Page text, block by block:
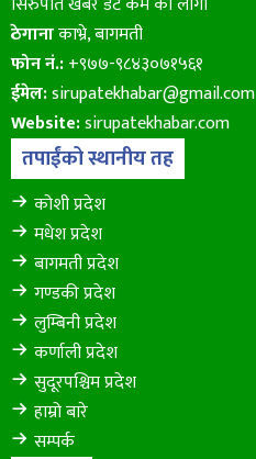
ठेगानाकाभ्रे, बागमती
फोन नं.:+९७७-९८४३०७१५६१
ईमेल:sirupatekhabar@gmail.com
Website:sirupatekhabar.com
तपाईंको स्थानीय तह
कोशी प्रदेश
मधेश प्रदेश
बागमती प्रदेश
गण्डकी प्रदेश
लुम्बिनी प्रदेश
कर्णाली प्रदेश
सुदूरपश्चिम प्रदेश
हाम्रो बारे
सम्पर्क